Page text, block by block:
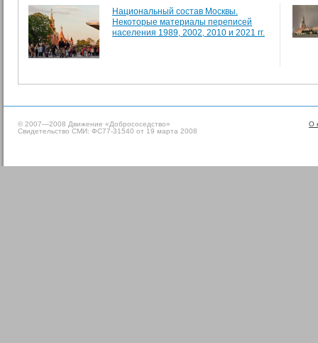
Национальный состав Москвы.
Некоторые материалы переписей
населения 1989, 2002, 2010 и 2021 гг.
О
© 2007—2008 Движение «Добрососедство»
Свидетельство СМИ: ФС77-31540 от 19 марта 2008